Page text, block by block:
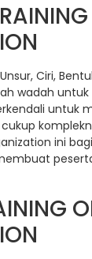
Ciri,
wadah
untuk
ini